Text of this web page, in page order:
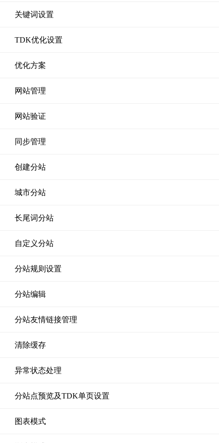
关键词设置
TDK优化设置
优化方案
网站管理
网站验证
同步管理
创建分站
城市分站
长尾词分站
自定义分站
分站规则设置
分站编辑
分站友情链接管理
清除缓存
异常状态处理
分站点预览及TDK单页设置
图表模式